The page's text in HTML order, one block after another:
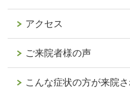
アクセス
ご来院者様の声
こんな症状の方が来院